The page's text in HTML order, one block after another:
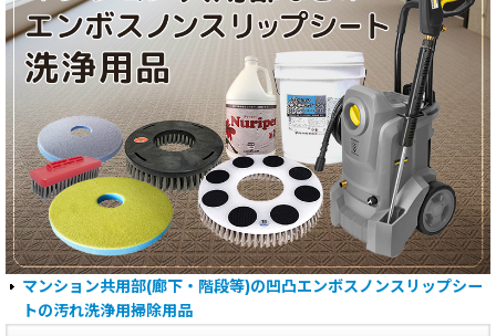
マンション共用部(廊下・階段等)の凹凸エンボスノンスリップシー
トの汚れ洗浄用掃除用品